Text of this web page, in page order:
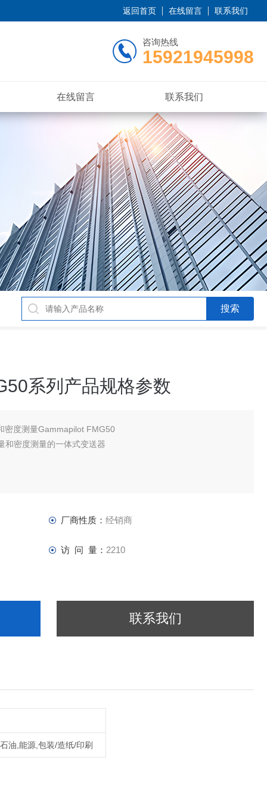
返回首页 在线留言 联系我们
咨询热线
15921945998
在线留言 联系我们
系列产品规格参数
密度测量Gammapilot FMG50
和密度测量的一体式变送器
厂商性质： 经销商
访 问 量： 2210
联系我们
油,能源,包装/造纸/印刷